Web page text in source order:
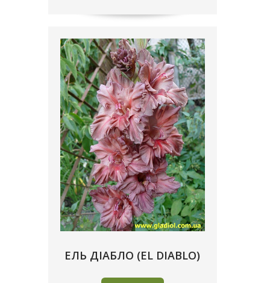
ЕЛЬ ДIАБЛО (EL DIABLO)